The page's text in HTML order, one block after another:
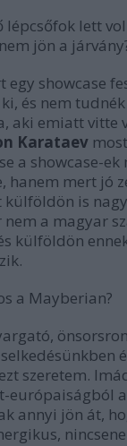
lépcsőfok lett
jön a
egy showcase
és nem
aki emiatt vitte
Karataev
a showcase-
hanem mert jó
is
a magyar
külföldön
a Mayberian?
szeretem.
európaiságból
annyi jön át,